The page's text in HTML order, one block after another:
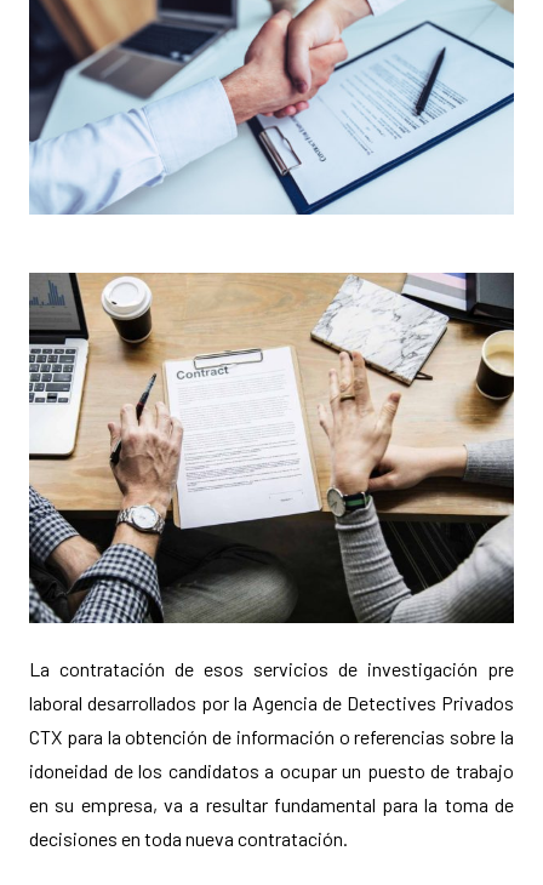
La contratación de esos servicios de investigación pre
laboral desarrollados por la Agencia de Detectives Privados
CTX para la obtención de información o referencias sobre la
idoneidad de los candidatos a ocupar un puesto de trabajo
en su empresa, va a resultar fundamental para la toma de
decisiones en toda nueva contratación.